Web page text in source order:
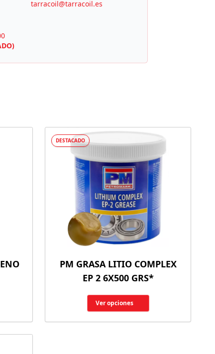
tarracoil@tarracoil.es
DESTACADO
PM GRASA LITIO COMPLEX
EP 2 6X500 GRS*
Ver opciones